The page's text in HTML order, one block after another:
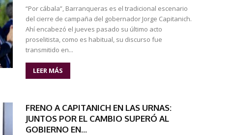
“Por cábala”, Barranqueras es el tradicional escenario
del cierre de campaña del gobernador Jorge Capitanich.
Ahí encabezó el jueves pasado su último acto
proselitista, como es habitual, su discurso fue
transmitido en...
LEER MÁS
FRENO A CAPITANICH EN LAS URNAS:
JUNTOS POR EL CAMBIO SUPERÓ AL
GOBIERNO EN...